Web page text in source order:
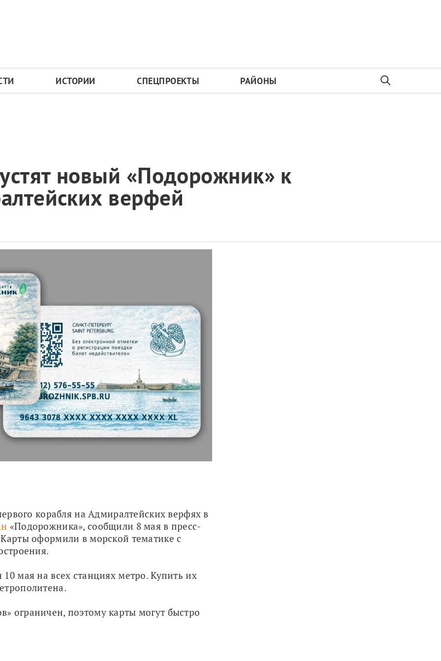
ИСТОРИИ СПЕЦПРОЕКТЫ РАЙОНЫ
новый «Подорожник» к
верфей
корабля на Адмиралтейских верфях в
«Подорожника», сообщили 8 мая в пресс-
оформили в морской тематике с
мая на всех станциях метро. Купить их
ограничен, поэтому карты могут быстро